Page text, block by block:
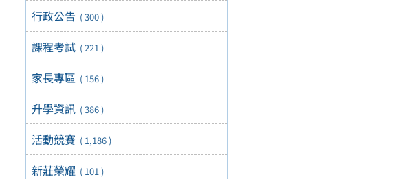
行政公告 ( 300 )
課程考試 ( 221 )
家長專區 ( 156 )
升學資訊 ( 386 )
活動競賽 ( 1,186 )
新莊榮耀 ( 101 )